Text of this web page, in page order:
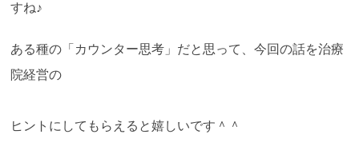
すね♪
ある種の「カウンター思考」だと思って、今回の話を治療
院経営の
ヒントにしてもらえると嬉しいです＾＾